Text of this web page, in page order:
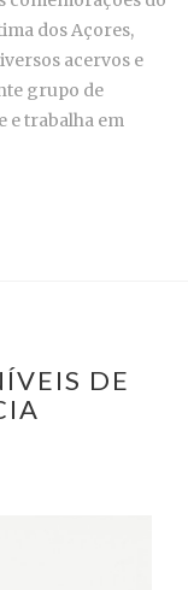
dos Açores,
acervos e
grupo de
e trabalha em
DE